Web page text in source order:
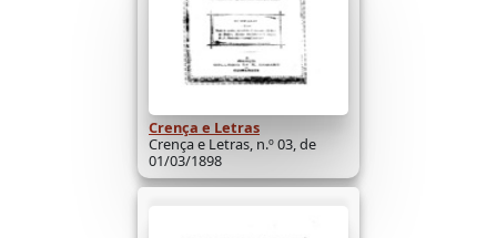
Crença e Letras
Crença e Letras, n.º 03, de
01/03/1898